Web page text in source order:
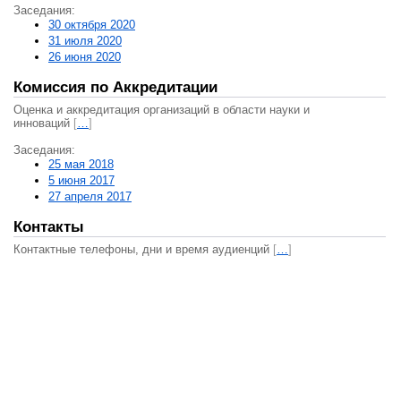
Заседания:
30 октября 2020
31 июля 2020
26 июня 2020
Комиссия по Аккредитации
Оценка и аккредитация организаций в области науки и
инноваций […]
Заседания:
25 мая 2018
5 июня 2017
27 апреля 2017
Контакты
Контактные телефоны, дни и время аудиенций […]